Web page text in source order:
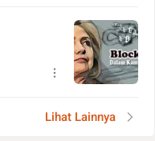
Lihat Lainnya